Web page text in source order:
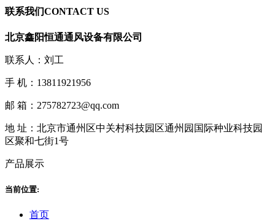
联系我们CONTACT US
北京鑫阳恒通通风设备有限公司
联系人：刘工
手 机：13811921956
邮 箱：275782723@qq.com
地 址：北京市通州区中关村科技园区通州园国际种业科技园
区聚和七街1号
产品展示
当前位置:
首页